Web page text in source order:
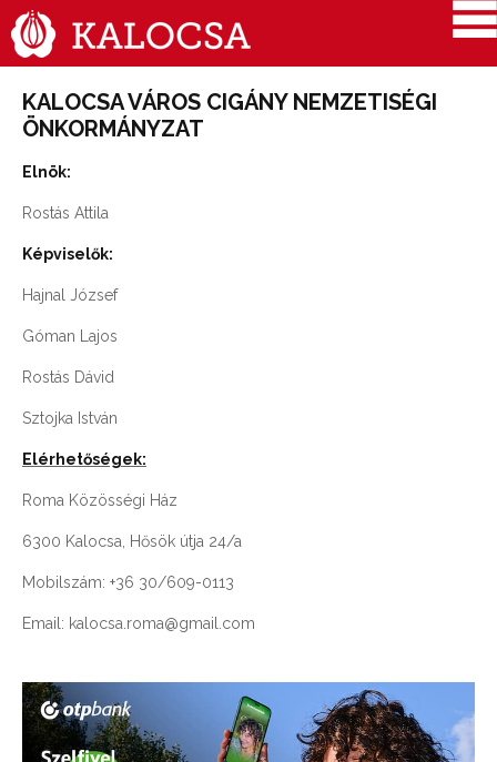
KALOCSA VÁROS CIGÁNY NEMZETISÉGI
ÖNKORMÁNYZAT
Elnök:
Rostás Attila
Képviselők:
Hajnal József
Góman Lajos
Rostás Dávid
Sztojka István
Elérhetőségek:
Roma Közösségi Ház
6300 Kalocsa, Hősök útja 24/a
Mobilszám: +36 30/609-0113
Email: kalocsa.roma@gmail.com